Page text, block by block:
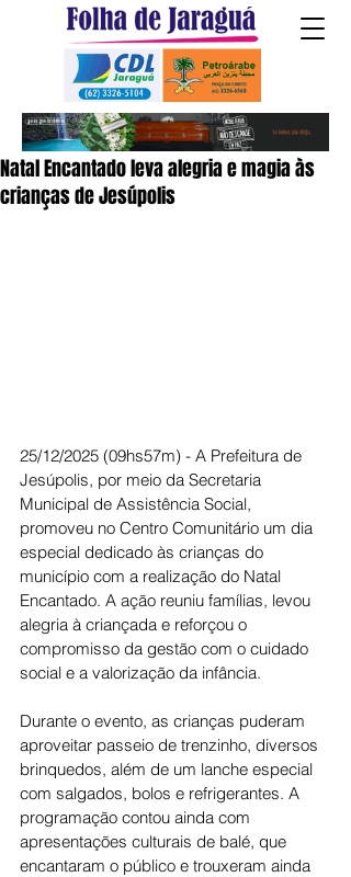
Natal Encantado leva alegria e magia às
crianças de Jesúpolis
25/12/2025 (09hs57m) - A Prefeitura de
Jesúpolis, por meio da Secretaria
Municipal de Assistência Social,
promoveu no Centro Comunitário um dia
especial dedicado às crianças do
município com a realização do Natal
Encantado. A ação reuniu famílias, levou
alegria à criançada e reforçou o
compromisso da gestão com o cuidado
social e a valorização da infância.
Durante o evento, as crianças puderam
aproveitar passeio de trenzinho, diversos
brinquedos, além de um lanche especial
com salgados, bolos e refrigerantes. A
programação contou ainda com
apresentações culturais de balé, que
encantaram o público e trouxeram ainda